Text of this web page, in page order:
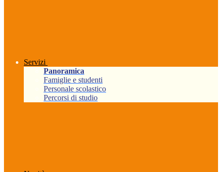
Servizi
Panoramica
Famiglie e studenti
Personale scolastico
Percorsi di studio